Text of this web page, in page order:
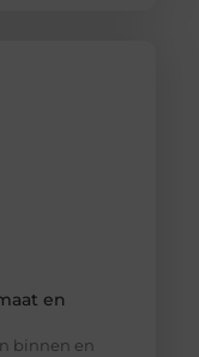
en
binnen en